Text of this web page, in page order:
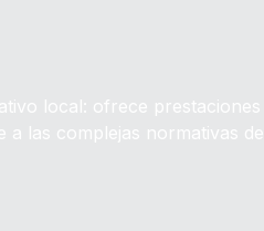
local: ofrece prestaciones
a las complejas normativas de